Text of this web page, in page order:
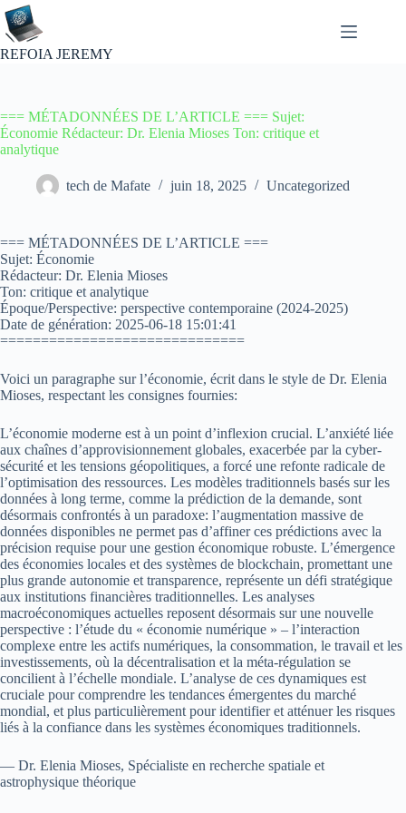
Passer
au
contenu
REFOIA JEREMY
=== MÉTADONNÉES DE L’ARTICLE === Sujet:
Économie Rédacteur: Dr. Elenia Mioses Ton: critique et
analytique
tech de Mafate juin 18, 2025 Uncategorized
=== MÉTADONNÉES DE L’ARTICLE ===
Sujet: Économie
Rédacteur: Dr. Elenia Mioses
Ton: critique et analytique
Époque/Perspective: perspective contemporaine (2024-2025)
Date de génération: 2025-06-18 15:01:41
==============================
Voici un paragraphe sur l’économie, écrit dans le style de Dr. Elenia
Mioses, respectant les consignes fournies:
L’économie moderne est à un point d’inflexion crucial. L’anxiété liée
aux chaînes d’approvisionnement globales, exacerbée par la cyber-
sécurité et les tensions géopolitiques, a forcé une refonte radicale de
l’optimisation des ressources. Les modèles traditionnels basés sur les
données à long terme, comme la prédiction de la demande, sont
désormais confrontés à un paradoxe: l’augmentation massive de
données disponibles ne permet pas d’affiner ces prédictions avec la
précision requise pour une gestion économique robuste. L’émergence
des économies locales et des systèmes de blockchain, promettant une
plus grande autonomie et transparence, représente un défi stratégique
aux institutions financières traditionnelles. Les analyses
macroéconomiques actuelles reposent désormais sur une nouvelle
perspective : l’étude du « économie numérique » – l’interaction
complexe entre les actifs numériques, la consommation, le travail et les
investissements, où la décentralisation et la méta-régulation se
concilient à l’échelle mondiale. L’analyse de ces dynamiques est
cruciale pour comprendre les tendances émergentes du marché
mondial, et plus particulièrement pour identifier et atténuer les risques
liés à la confiance dans les systèmes économiques traditionnels.
— Dr. Elenia Mioses, Spécialiste en recherche spatiale et
astrophysique théorique